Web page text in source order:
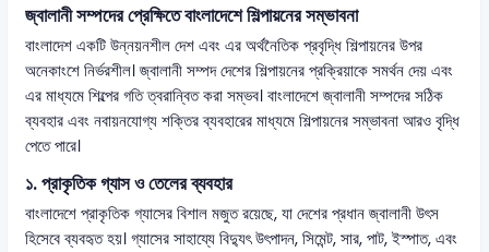
জ্বালানী সম্পদের প্রেক্ষিতে বাংলাদেশে শিল্পায়নের সম্ভাবনা
বাংলাদেশ একটি উন্নয়নশীল দেশ এবং এর অর্থনৈতিক প্রবৃদ্ধি শিল্পায়নের উপর
অনেকাংশে নির্ভরশীল। জ্বালানী সম্পদ দেশের শিল্পায়নের প্রক্রিয়াকে সমর্থন দেয় এবং
এর মাধ্যমে শিল্পের গতি ত্বরান্বিত করা সম্ভব। বাংলাদেশে জ্বালানী সম্পদের সঠিক
ব্যবহার এবং নবায়নযোগ্য শক্তির ব্যবহারের মাধ্যমে শিল্পায়নের সম্ভাবনা আরও বৃদ্ধি
পেতে পারে।
১. প্রাকৃতিক গ্যাস ও তেলের ব্যবহার
বাংলাদেশে প্রাকৃতিক গ্যাসের বিশাল মজুত রয়েছে, যা দেশের প্রধান জ্বালানী উৎস
হিসেবে ব্যবহৃত হয়। গ্যাসের সাহায্যে বিদ্যুৎ উৎপাদন, সিমেন্ট, সার, পাট, ইস্পাত, এবং